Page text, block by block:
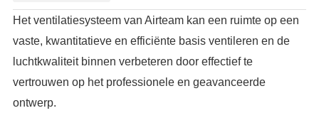
Het ventilatiesysteem van Airteam kan een ruimte op een
vaste, kwantitatieve en efficiënte basis ventileren en de
luchtkwaliteit binnen verbeteren door effectief te
vertrouwen op het professionele en geavanceerde
ontwerp.